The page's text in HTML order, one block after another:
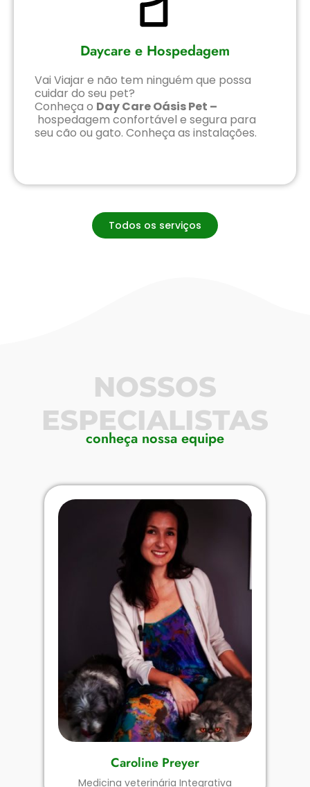
Daycare e Hospedagem
Vai Viajar e não tem ninguém que possa
cuidar do seu pet?
Conheça o Day Care Oásis Pet –
hospedagem confortável e segura para
seu cão ou gato. Conheça as instalações.
Todos os serviços
NOSSOS
ESPECIALISTAS
conheça nossa equipe
Caroline Preyer
Medicina veterinária Integrativa